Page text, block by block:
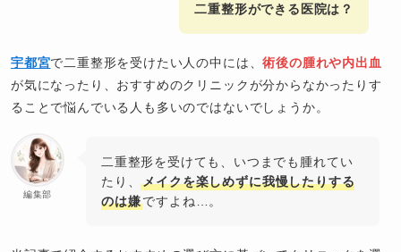
二重整形ができる医院は？
宇都宮で二重整形を受けたい人の中には、術後の腫れや内出血
が気になったり、おすすめのクリニックが分からなかったりす
ることで悩んでいる人も多いのではないでしょうか。
編集部
二重整形を受けても、いつまでも腫れてい
たり、メイクを楽しめずに我慢したりする
のは嫌ですよね…。